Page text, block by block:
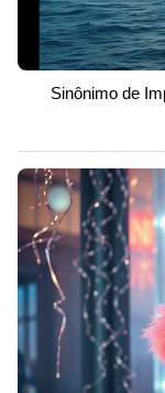
Sinônimo de